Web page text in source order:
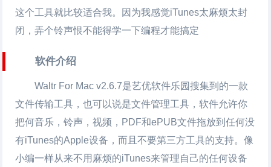
这个工具就比较适合我。因为我感觉iTunes太麻烦太封
闭，弄个铃声恨不能得学一下编程才能搞定
软件介绍
Waltr For Mac v2.6.7是艺优软件乐园搜集到的一款
文件传输工具，也可以说是文件管理工具，软件允许你
把何音乐，铃声，视频，PDF和ePUB文件拖放到任何没
有iTunes的Apple设备，而且不要第三方工具的支持。像
小编一样从来不用麻烦的iTunes来管理自己的任何设备